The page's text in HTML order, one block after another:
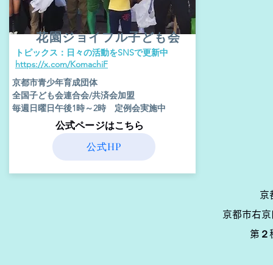
花園ジョイフル子ども会
​トピックス：日々の活動をSNSで更新中
​https://x.com/KomachiF
京都市青少年育成団体
全国子ども会連合会/共済会加盟
毎週日曜日午後1時～2時 定例会実施中
​公式ページはこちら
公式HP
京
京都市右
第２